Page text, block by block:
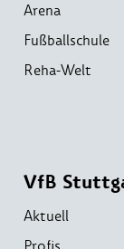
Arena
Fußballschule
Reha-Welt
VfB
Aktuell